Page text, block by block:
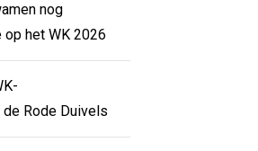
nog
het WK 2026
Rode Duivels